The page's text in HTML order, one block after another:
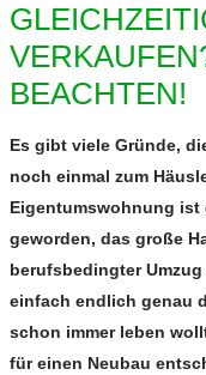
BEACHTEN!
Es gibt viele Gründe,
noch einmal zum
Eigentumswohnung ist
geworden, das große
berufsbedingter
einfach endlich genau
schon immer leben
für einen Neubau